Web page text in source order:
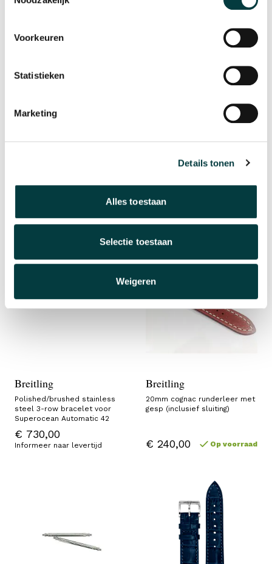
Voorkeuren
Statistieken
Marketing
Details tonen
Alles toestaan
Selectie toestaan
Weigeren
Breitling
Informeer naar levertijd
Breitling
Polished/brushed stainless
steel 3-row bracelet voor
Superocean Automatic 42
€ 730,00
Informeer naar levertijd
Breitling
20mm cognac runderleer met
gesp (inclusief sluiting)
€ 240,00 Op voorraad